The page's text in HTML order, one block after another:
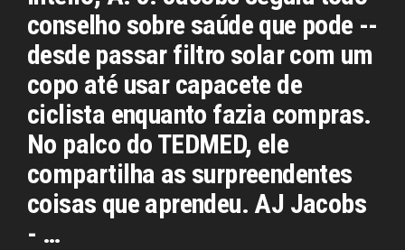
conselho sobre saúde que pode --
desde passar filtro solar com um
copo até usar capacete de
ciclista enquanto fazia compras.
No palco do TEDMED, ele
compartilha as surpreendentes
coisas que aprendeu. AJ Jacobs
- …